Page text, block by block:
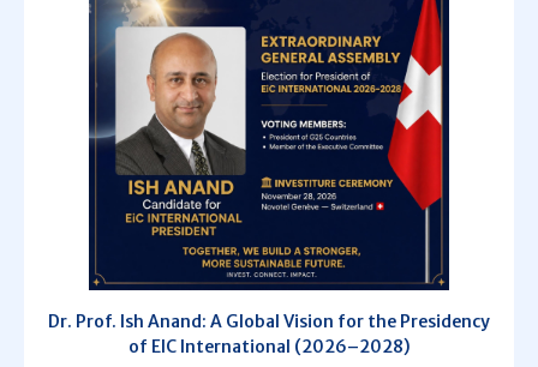
Dr. Prof. Ish Anand: A Global Vision for the Presidency
of EIC International (2026–2028)